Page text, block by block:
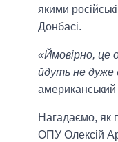
якими
Донбасі.
«Ймовірно, це
йдуть не дуже
Нагадаємо, як
ОПУ Олексій